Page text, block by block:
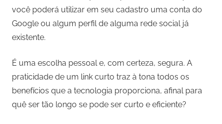
você poderá utilizar em seu cadastro uma conta do
Google ou algum perfil de alguma rede social já
existente.
É uma escolha pessoal e, com certeza, segura. A
praticidade de um link curto traz à tona todos os
benefícios que a tecnologia proporciona, afinal para
quê ser tão longo se pode ser curto e eficiente?